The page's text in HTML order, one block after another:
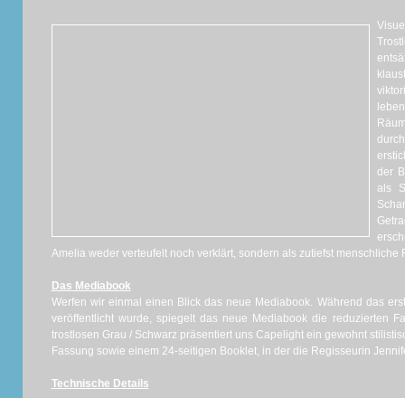
der
als
Amelia weder verteufelt noch verklärt, sondern als zutiefst menschliche
Das Mediabook
Werfen wir einmal einen Blick das neue Mediabook. Während das
veröffentlicht wurde, spiegelt das neue Mediabook die reduzierten
trostlosen Grau / Schwarz präsentiert uns Capelight ein gewohnt
Fassung sowie einem 24-seitigen Booklet, in der die Regisseurin
Technische Details